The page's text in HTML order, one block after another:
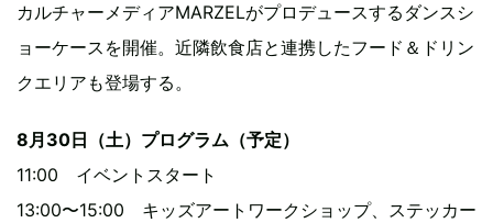
カルチャーメディアMARZELがプロデュースするダンスシ
ョーケースを開催。近隣飲食店と連携したフード＆ドリン
クエリアも登場する。
8月30日（土）プログラム（予定）
11:00 イベントスタート
13:00〜15:00 キッズアートワークショップ、ステッカー